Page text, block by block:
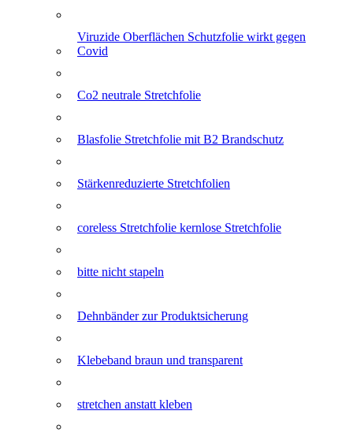
Viruzide Oberflächen Schutzfolie wirkt gegen
Covid
Co2 neutrale Stretchfolie
Blasfolie Stretchfolie mit B2 Brandschutz
Stärkenreduzierte Stretchfolien
coreless Stretchfolie kernlose Stretchfolie
bitte nicht stapeln
Dehnbänder zur Produktsicherung
Klebeband braun und transparent
stretchen anstatt kleben